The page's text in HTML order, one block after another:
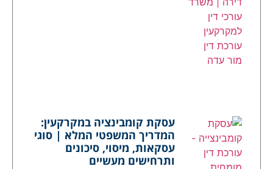
עסקת קומבינציה במקרקעין:
המדריך המשפטי המלא | סוגי
עסקאות, מיסוי, סיכונים
ותרחישים מעשיים